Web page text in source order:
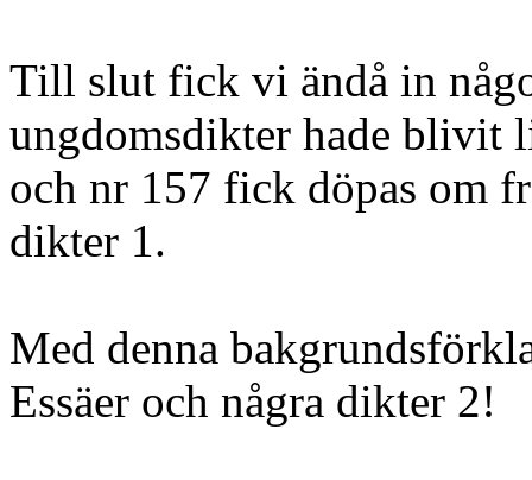
Till slut fick vi ändå in
ungdomsdikter hade blivit
och nr 157 fick döpas om
dikter 1.
Med denna
Essäer och några dikter 2!